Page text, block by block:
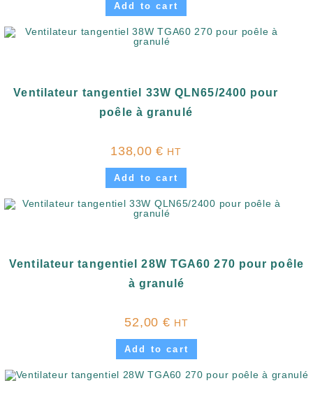
Add to cart
Ventilateur tangentiel 33W QLN65/2400 pour
poêle à granulé
138,00€ HT
Add to cart
Ventilateur tangentiel 28W TGA60 270 pour poêle
à granulé
52,00 € HT
Add to cart